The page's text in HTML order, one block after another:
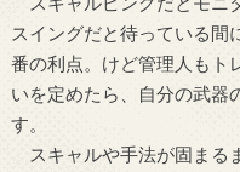
スイングだと待っている間
番の利点。けど管理人もト
いを定めたら、自分の武器
す。
スキャルや手法が固まる